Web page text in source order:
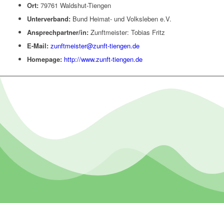
Ort:79761 Waldshut-Tiengen
Unterverband:Bund Heimat- und Volksleben e.V.
Ansprechpartner/in:Zunftmeister: Tobias Fritz
E-Mail: zunftmeister@zunft-tiengen.de
Homepage: http://www.zunft-tiengen.de